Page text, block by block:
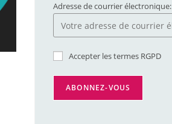
Adresse de courrier électronique:
Accepter les termes RGPD